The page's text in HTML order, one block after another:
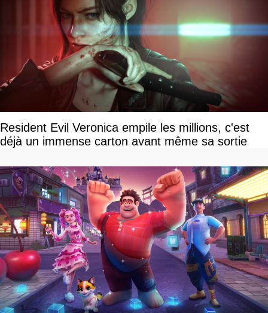
Resident Evil Veronica empile les millions, c'est
déjà un immense carton avant même sa sortie